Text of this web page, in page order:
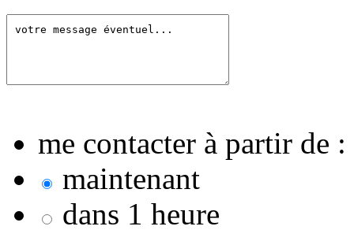
me contacter à partir de :
maintenant
dans 1 heure